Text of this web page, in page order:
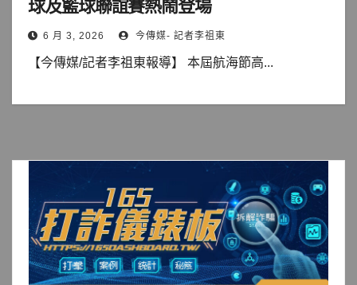
球及籃球聯誼賽熱鬧登場
6 月 3, 2026 今傳媒- 記者李祖東
【今傳媒/記者李祖東報導】 本屆航海節高...